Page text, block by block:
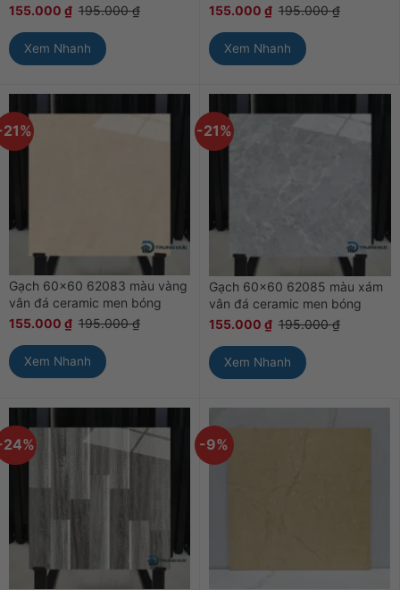
155.000 ₫ 195.000₫
Xem Nhanh
155.000 ₫ 195.000₫
Xem Nhanh
Gạch 60×60 62083 màu vàng
vân đá ceramic men bóng
155.000 ₫ 195.000₫
Xem Nhanh
-21%
Gạch 60×60 62085 màu xám
vân đá ceramic men bóng
155.000 ₫ 195.000₫
Xem Nhanh
-9%